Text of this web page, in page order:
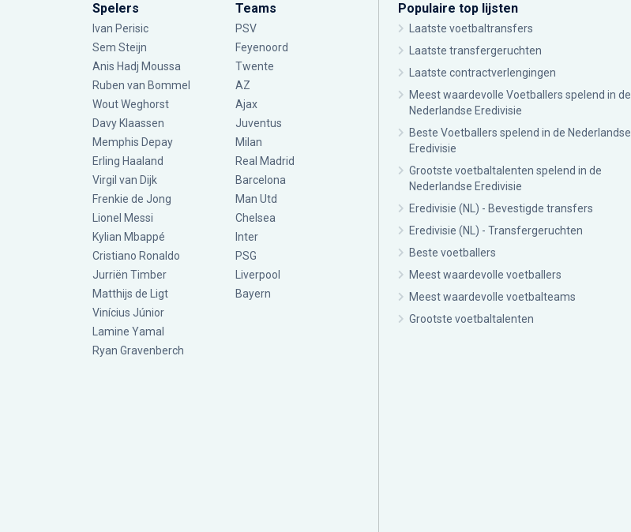
Spelers
Ivan Perisic
Sem Steijn
Anis Hadj Moussa
Ruben van Bommel
Wout Weghorst
Davy Klaassen
Memphis Depay
Erling Haaland
Virgil van Dijk
Frenkie de Jong
Lionel Messi
Kylian Mbappé
Cristiano Ronaldo
Jurriën Timber
Matthijs de Ligt
Vinícius Júnior
Lamine Yamal
Ryan Gravenberch
Teams
PSV
Feyenoord
Twente
AZ
Ajax
Juventus
Milan
Real Madrid
Barcelona
Man Utd
Chelsea
Inter
PSG
Liverpool
Bayern
Populaire top lijsten
Laatste voetbaltransfers
Laatste transfergeruchten
Laatste contractverlengingen
Meest waardevolle Voetballers spelend in de
Nederlandse Eredivisie
Beste Voetballers spelend in de Nederlandse
Eredivisie
Grootste voetbaltalenten spelend in de
Nederlandse Eredivisie
Eredivisie (NL) - Bevestigde transfers
Eredivisie (NL) - Transfergeruchten
Beste voetballers
Meest waardevolle voetballers
Meest waardevolle voetbalteams
Grootste voetbaltalenten